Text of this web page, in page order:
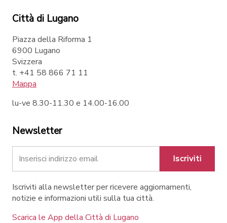
Città di Lugano
Piazza della Riforma 1
6900 Lugano
Svizzera
t. +41 58 866 71 11
Mappa
lu-ve 8.30-11.30 e 14.00-16.00
Newsletter
Iscriviti
Iscriviti alla newsletter per ricevere aggiornamenti,
notizie e informazioni utili sulla tua città.
Scarica le App della Città di Lugano